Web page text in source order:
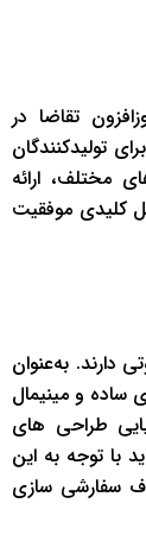
تقاضا در
تولیدکنندگان
مختلف، ارائه
کلیدی موفقیت
دارند. به‌عنوان
ساده و مینیمال
طراحی‌ های
با توجه به این
سفارشی‌ سازی